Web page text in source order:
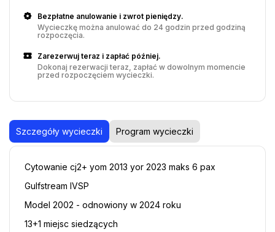
Bezpłatne anulowanie i zwrot pieniędzy.
Wycieczkę można anulować do 24 godzin przed godziną
rozpoczęcia.
Zarezerwuj teraz i zapłać później.
Dokonaj rezerwacji teraz, zapłać w dowolnym momencie
przed rozpoczęciem wycieczki.
Szczegóły wycieczki Program wycieczki
Cytowanie cj2+ yom 2013 yor 2023 maks 6 pax
Gulfstream IVSP
Model 2002 - odnowiony w 2024 roku
13+1 miejsc siedzących